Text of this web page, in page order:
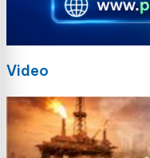
Video